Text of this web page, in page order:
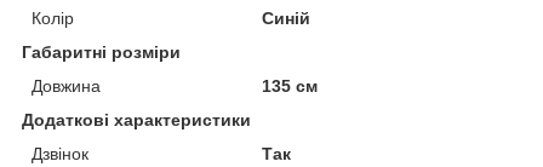
Колір
Синій
Габаритні розміри
Довжина
135 см
Додаткові характеристики
Дзвінок
Так